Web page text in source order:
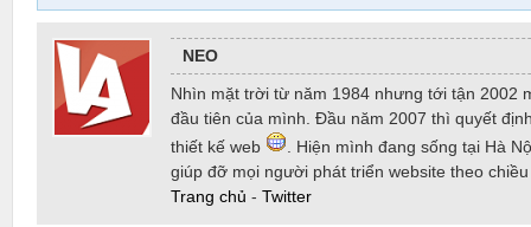
NEO
Nhìn mặt trời từ năm 1984 nhưng tới tận 2002
đầu tiên của mình. Đầu năm 2007 thì quyết
thiết kế web
. Hiện mình đang sống tại Hà
giúp đỡ mọi người phát triển website theo
Trang chủ - Twitter